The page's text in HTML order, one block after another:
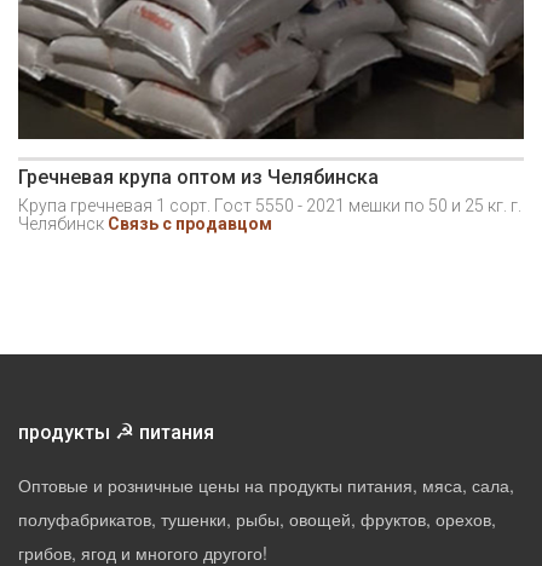
Гречневая крупа оптом из Челябинска
Крупа гречневая 1 сорт. Гост 5550 - 2021 мешки по 50 и 25 кг. г.
Челябинск Связь с продавцом
продукты ☭ питания
Оптовые и розничные цены на продукты питания, мяса, сала,
полуфабрикатов, тушенки, рыбы, овощей, фруктов, орехов,
грибов, ягод и многого другого!